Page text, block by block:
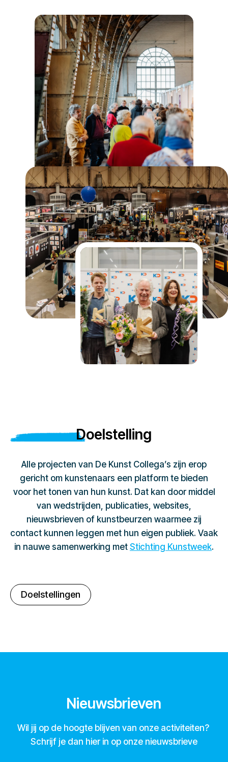
Doelstelling
Alle projecten van De Kunst Collega’s zijn erop
gericht om kunstenaars een platform te bieden
voor het tonen van hun kunst. Dat kan door middel
van wedstrijden, publicaties, websites,
nieuwsbrieven of kunstbeurzen waarmee zij
contact kunnen leggen met hun eigen publiek. Vaak
in nauwe samenwerking met Stichting Kunstweek.
Doelstellingen
Nieuwsbrieven
Wil jij op de hoogte blijven van onze activiteiten?
Schrijf je dan hier in op onze nieuwsbrieve